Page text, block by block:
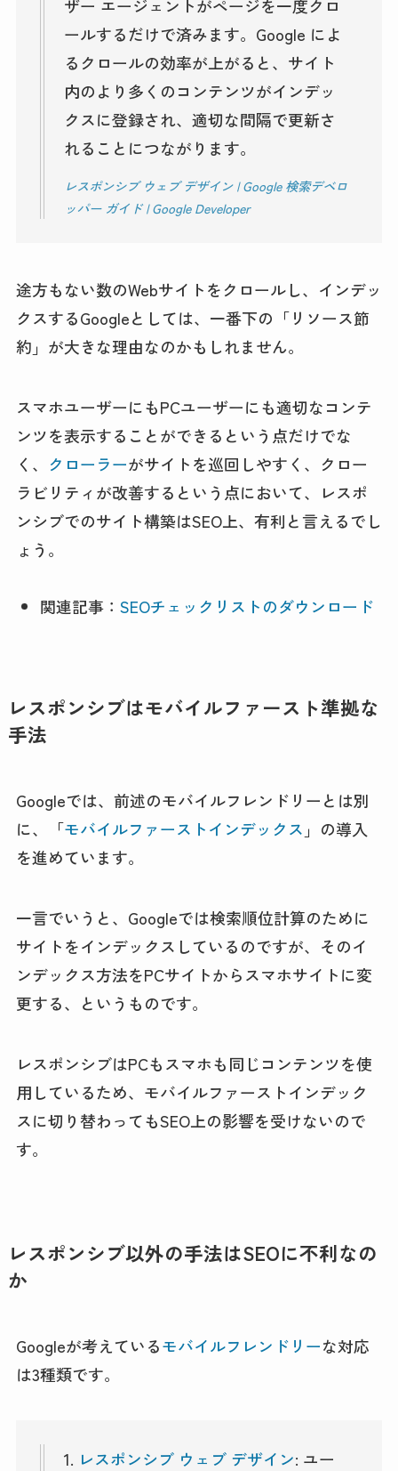
ザー エージェントがページを一度クロ
ールするだけで済みます。Google によ
るクロールの効率が上がると、サイト
内のより多くのコンテンツがインデッ
クスに登録され、適切な間隔で更新さ
れることにつながります。
レスポンシブ ウェブ デザイン | Google 検索デベロ
ッパー ガイド | Google Developer
途方もない数のWebサイトをクロールし、インデッ
クスするGoogleとしては、一番下の「リソース節
約」が大きな理由なのかもしれません。
スマホユーザーにもPCユーザーにも適切なコンテ
ンツを表示することができるという点だけでな
く、
クローラーがサイトを巡回しやすく、クロー
ラビリティが改善するという点において、レスポ
ンシブでのサイト構築はSEO上、有利と言えるでし
ょう。
関連記事： SEOチェックリストのダウンロード
レスポンシブはモバイルファースト準拠な
手法
Googleでは、前述のモバイルフレンドリーとは別
に、「モバイルファーストインデックス 」の導入
を進めています。
一言でいうと、Googleでは検索順位計算のために
サイトをインデックスしているのですが、そのイ
ンデックス方法をPCサイトからスマホサイトに変
更する、というものです。
レスポンシブはPCもスマホも同じコンテンツを使
用しているため、モバイルファーストインデック
スに切り替わってもSEO上の影響を受けないので
す。
レスポンシブ以外の手法はSEOに不利なの
か
Googleが考えているモバイルフレンドリーな対応
は3種類です。
1. レスポンシブ ウェブ デザイン: ユー